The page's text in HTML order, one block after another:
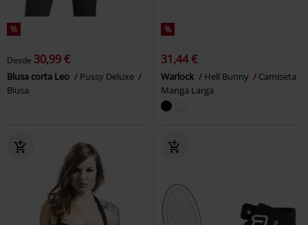
%
Desde 30,99 €
Blusa corta Leo
Pussy Deluxe
Blusa
%
31,44 €
Warlock Hell Bunny
Camiseta
Manga Larga